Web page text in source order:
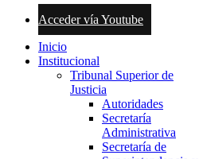
Acceder vía Youtube
Inicio
Institucional
Tribunal Superior de
Justicia
Autoridades
Secretaría
Administrativa
Secretaría de